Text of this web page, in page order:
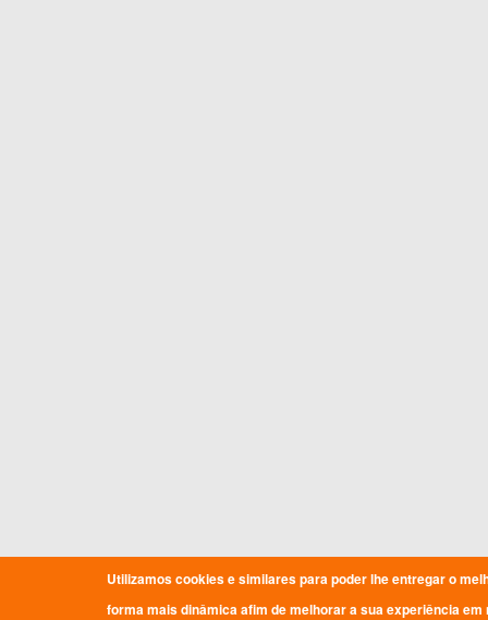
Utilizamos cookies e similares para poder lhe entregar o
forma mais dinâmica afim de melhorar a sua experiência